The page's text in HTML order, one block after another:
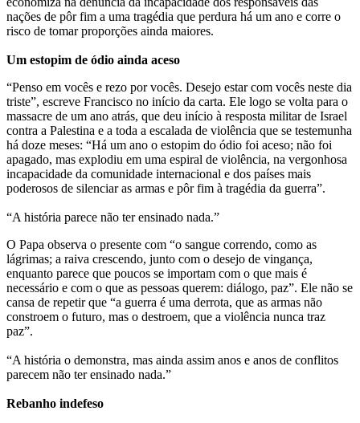
nações de pôr fim a uma tragédia que perdura há um ano e corre o
risco de tomar proporções ainda maiores.
Um estopim de ódio ainda aceso
“Penso em vocês e rezo por vocês. Desejo estar com vocês neste dia
triste”, escreve Francisco no início da carta. Ele logo se volta para o
massacre de um ano atrás, que deu início à resposta militar de Israel
contra a Palestina e a toda a escalada de violência que se testemunha
há doze meses: “Há um ano o estopim do ódio foi aceso; não foi
apagado, mas explodiu em uma espiral de violência, na vergonhosa
incapacidade da comunidade internacional e dos países mais
poderosos de silenciar as armas e pôr fim à tragédia da guerra”.
“A história parece não ter ensinado nada.”
O Papa observa o presente com “o sangue correndo, como as
lágrimas; a raiva crescendo, junto com o desejo de vingança,
enquanto parece que poucos se importam com o que mais é
necessário e com o que as pessoas querem: diálogo, paz”. Ele não se
cansa de repetir que “a guerra é uma derrota, que as armas não
constroem o futuro, mas o destroem, que a violência nunca traz
paz”.
“A história o demonstra, mas ainda assim anos e anos de conflitos
parecem não ter ensinado nada.”
Rebanho indefeso